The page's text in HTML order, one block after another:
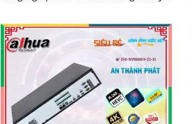
lượng cao và hỗ trợ thêm 8 Camera
IP